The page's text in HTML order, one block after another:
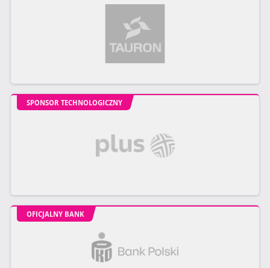
SPONSOR TECHNOLOGICZNY
OFICJALNY BANK